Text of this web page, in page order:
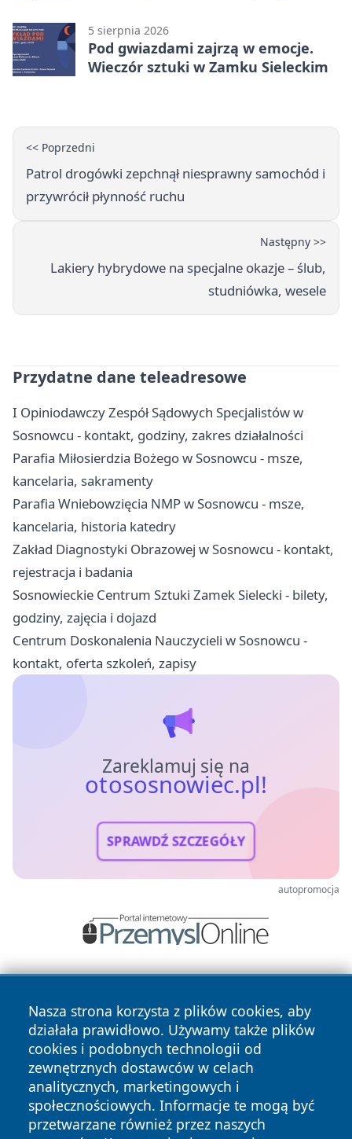
5 sierpnia 2026
Pod gwiazdami zajrzą w emocje.
Wieczór sztuki w Zamku Sieleckim
<< Poprzedni
Patrol drogówki zepchnął niesprawny samochód i
przywrócił płynność ruchu
Następny >>
Lakiery hybrydowe na specjalne okazje – ślub,
studniówka, wesele
Przydatne dane teleadresowe
I Opiniodawczy Zespół Sądowych Specjalistów w
Sosnowcu - kontakt, godziny, zakres działalności
Parafia Miłosierdzia Bożego w Sosnowcu - msze,
kancelaria, sakramenty
Parafia Wniebowzięcia NMP w Sosnowcu - msze,
kancelaria, historia katedry
Zakład Diagnostyki Obrazowej w Sosnowcu - kontakt,
rejestracja i badania
Sosnowieckie Centrum Sztuki Zamek Sielecki - bilety,
godziny, zajęcia i dojazd
Centrum Doskonalenia Nauczycieli w Sosnowcu -
kontakt, oferta szkoleń, zapisy
Zareklamuj się na
otososnowiec.pl!
SPRAWDŹ SZCZEGÓŁY
autopromocja
Nasza strona korzysta z plików cookies, aby
działała prawidłowo. Używamy także plików
cookies i podobnych technologii od
zewnętrznych dostawców w celach
analitycznych, marketingowych i
społecznościowych. Informacje te mogą być
przetwarzane również przez naszych
Copyright © 2026 otososnowiec.pl Wszystkie prawa
zastrzeżone.